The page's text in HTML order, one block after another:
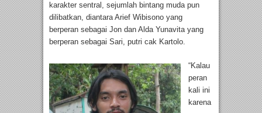
karakter sentral, sejumlah bintang muda pun
dilibatkan, diantara Arief Wibisono yang
berperan sebagai Jon dan Alda Yunavita yang
berperan sebagai Sari, putri cak Kartolo.
“Kalau
peran
kali ini
karena